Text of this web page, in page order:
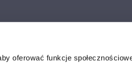
oferować funkcje